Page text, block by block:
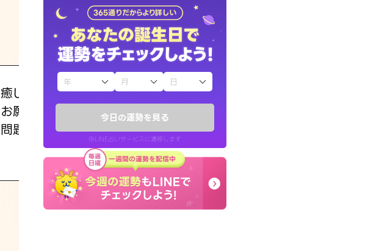
今日の運勢を見る
※LINE占いサービスに遷移します
おすすめの占い師
よくある質問
えもじの子（占）12星座占い
お知らせ
癒し系でおしゃべりしたくて鑑定を
お願いしてます(笑)
問題解決もピカイチ！
50代 女性